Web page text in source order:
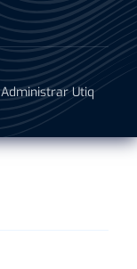
Administrar Utiq